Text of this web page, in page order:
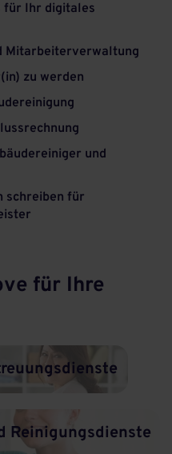
für Ihr digitales
Mitarbeiterverwaltung
zu werden
und
schreiben für
für Ihre
Reinigungsdienste